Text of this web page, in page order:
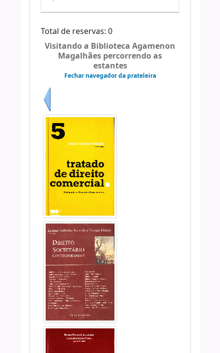
Total de reservas: 0
Visitando a Biblioteca Agamenon
Magalhães percorrendo as
estantes
Fechar navegador da prateleira
Anterior